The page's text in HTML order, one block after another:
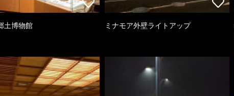
土博物館 ミナモア外壁ライトアップ